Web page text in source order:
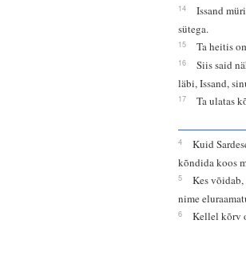
14
Issand
sütega.
15 Ta heitis
16
Siis said
läbi, Issand,
17 Ta ulatas
4
Kuid
kõndida koos
5
Kes
nime
6 Kellel kõrv